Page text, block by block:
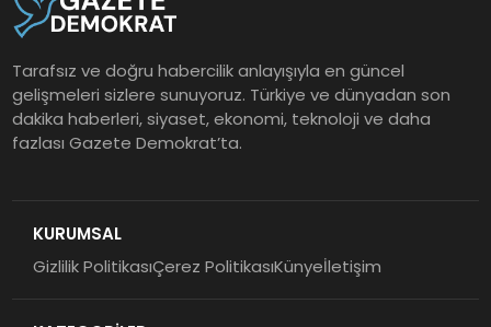
Tarafsız ve doğru habercilik anlayışıyla en güncel
gelişmeleri sizlere sunuyoruz. Türkiye ve dünyadan son
dakika haberleri, siyaset, ekonomi, teknoloji ve daha
fazlası Gazete Demokrat’ta.
KURUMSAL
Gizlilik PolitikasıÇerez PolitikasıKünyeİletişim